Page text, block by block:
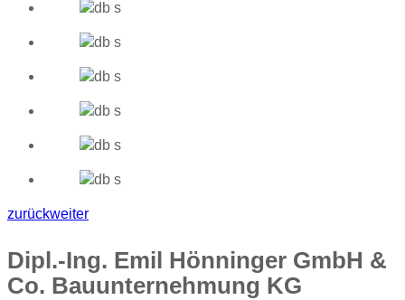
zurückweiter
Dipl.-Ing. Emil Hönninger GmbH &
Co. Bauunternehmung KG